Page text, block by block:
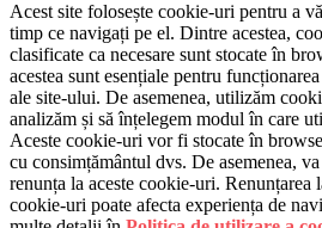
Acest site folosește cookie-uri pentru a
timp ce navigați pe el. Dintre acestea,
clasificate ca necesare sunt stocate în
acestea sunt esențiale pentru
ale site-ului. De asemenea, utilizăm
analizăm și să înțelegem modul în care
Aceste cookie-uri vor fi stocate în
cu consimțământul dvs. De asemenea,
renunța la aceste cookie-uri. Renunțarea
cookie-uri poate afecta experiența de